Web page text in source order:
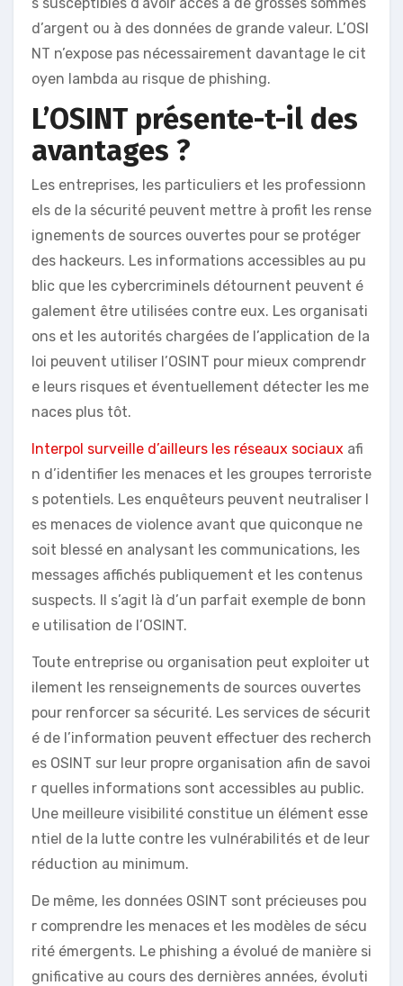
d’argent ou à des données de grande valeur. L’OSI
NT n’expose pas nécessairement davantage le cit
oyen lambda au risque de phishing.
L’OSINT présente-t-il des
avantages ?
Les entreprises, les particuliers et les professionn
els de la sécurité peuvent mettre à profit les rense
ignements de sources ouvertes pour se protéger
des hackeurs. Les informations accessibles au pu
blic que les cybercriminels détournent peuvent é
galement être utilisées contre eux. Les organisati
ons et les autorités chargées de l’application de la
loi peuvent utiliser l’OSINT pour mieux comprendr
e leurs risques et éventuellement détecter les me
naces plus tôt.
Interpol surveille d’ailleurs les réseaux sociaux afi
n d’identifier les menaces et les groupes terroriste
s potentiels. Les enquêteurs peuvent neutraliser l
es menaces de violence avant que quiconque ne
soit blessé en analysant les communications, les
messages affichés publiquement et les contenus
suspects. Il s’agit là d’un parfait exemple de bonn
e utilisation de l’OSINT.
Toute entreprise ou organisation peut exploiter ut
ilement les renseignements de sources ouvertes
pour renforcer sa sécurité. Les services de sécurit
é de l’information peuvent effectuer des recherch
es OSINT sur leur propre organisation afin de savoi
r quelles informations sont accessibles au public.
Une meilleure visibilité constitue un élément esse
ntiel de la lutte contre les vulnérabilités et de leur
réduction au minimum.
De même, les données OSINT sont précieuses pou
r comprendre les menaces et les modèles de sécu
rité émergents. Le phishing a évolué de manière si
gnificative au cours des dernières années, évoluti